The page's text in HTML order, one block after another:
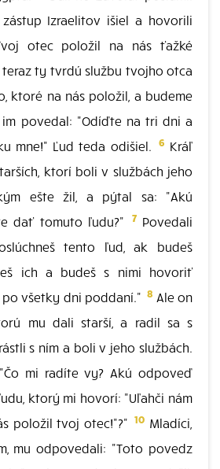
Izraelitov išiel a hovorili
otec položil na nás ťažké
teraz ty tvrdú službu tvojho otca
ktoré na nás položil, a budeme
im povedal: "Odíďte na tri dni a
mne!" Ľud teda odišiel. 6 Kráľ
ktorí boli v službách jeho
ešte žil, a pýtal sa: "Akú
dať tomuto ľudu?"
7Povedali
tento ľud, ak budeš
ich a budeš s nimi hovoriť
všetky dni poddaní." 8 Ale on
mu dali starší, a radil sa s
s ním a boli v jeho službách.
mi radíte vy? Akú odpoveď
ktorý mi hovorí: "Uľahči nám
položil tvoj otec!"?" 10 Mladíci,
mu odpovedali: "Toto povedz